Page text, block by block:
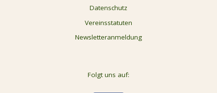
Datenschutz
Vereinsstatuten
Newsletteranmeldung
Folgt uns auf: